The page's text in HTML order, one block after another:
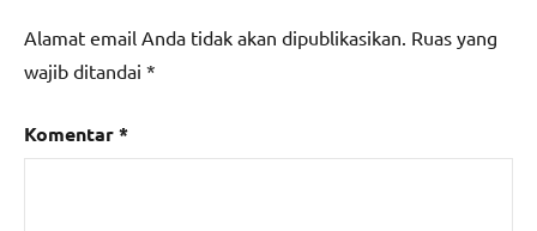
Alamat email Anda tidak akan dipublikasikan. Ruas yang
wajib ditandai *
Komentar*